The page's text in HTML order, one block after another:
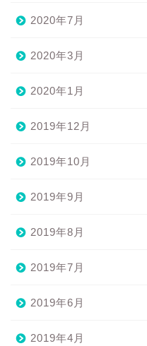
2020年7月
2020年3月
2020年1月
2019年12月
2019年10月
2019年9月
2019年8月
2019年7月
2019年6月
2019年4月